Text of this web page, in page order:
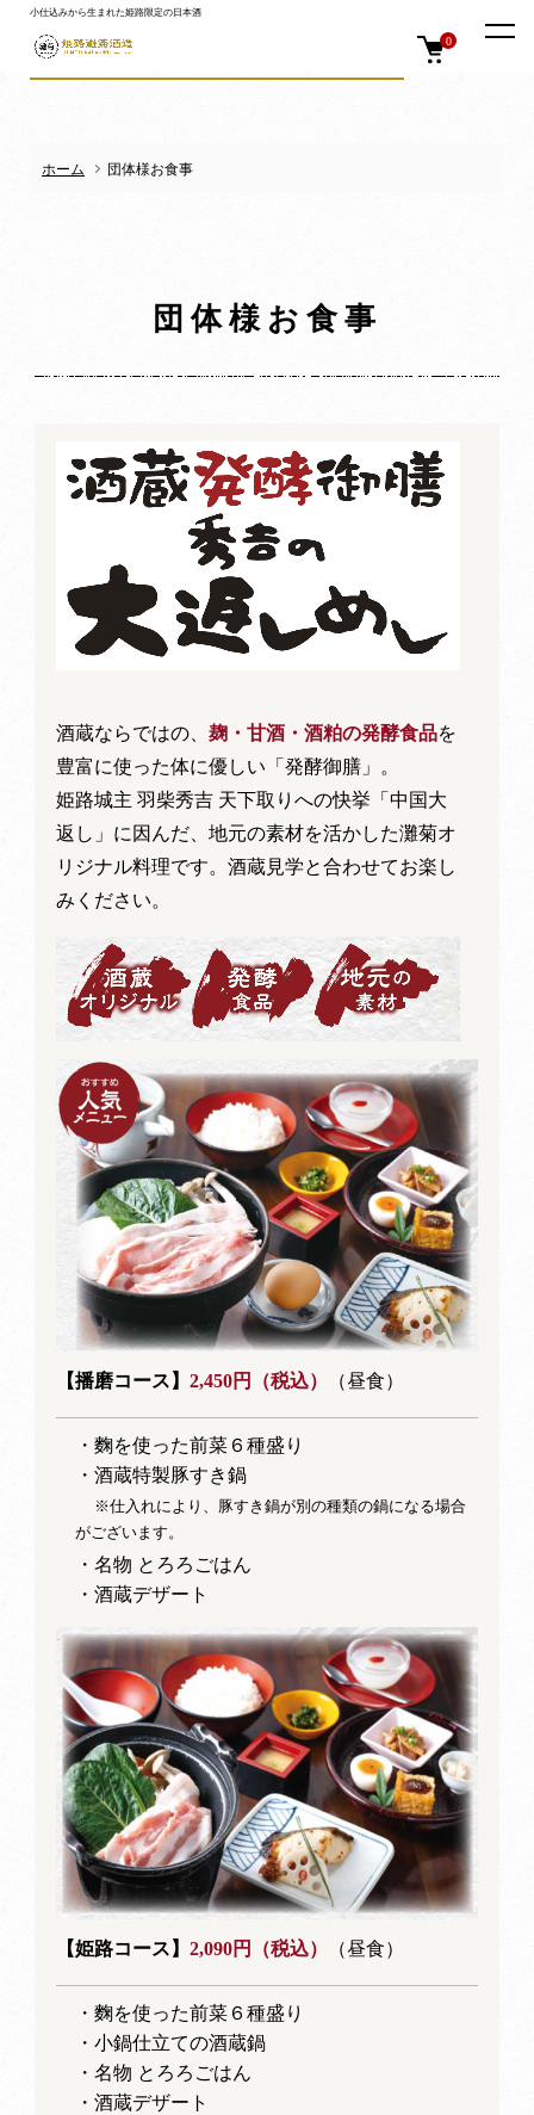
小仕込みから生まれた姫路限定の日本酒
0
ホーム 団体様お食事
団体様お食事
酒蔵ならではの、 麹・甘酒・酒粕の発酵食品を
豊富に使った体に優しい「発酵御膳」。
姫路城主 羽柴秀吉 天下取りへの快挙「中国大
返し」に因んだ、地元の素材を活かした灘菊オ
リジナル料理です。酒蔵見学と合わせてお楽し
みください。
【播磨コース】 2,450円（税込） （昼食）
・麴を使った前菜６種盛り
・酒蔵特製豚すき鍋
※仕入れにより、豚すき鍋が別の種類の鍋になる場合
がございます。
・名物 とろろごはん
・酒蔵デザート
【姫路コース】 2,090円（税込） （昼食）
・麴を使った前菜６種盛り
・小鍋仕立ての酒蔵鍋
・名物 とろろごはん
・酒蔵デザート